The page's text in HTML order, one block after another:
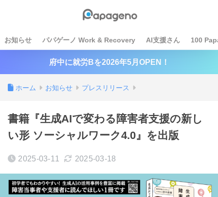
お知らせ パパゲーノ Work & Recovery AI支援さん 100
府中に就労Bを2026年5月OPEN！
ホーム お知らせ プレスリリース
書籍『生成AIで変わる障害者支援の新し
い形 ソーシャルワーク4.0』を出版
2025-03-11 2025-03-18